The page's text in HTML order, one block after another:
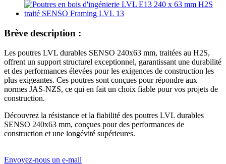
Brève description :
Les poutres LVL durables SENSO 240x63 mm, traitées au H2S,
offrent un support structurel exceptionnel, garantissant une durabilité
et des performances élevées pour les exigences de construction les
plus exigeantes. Ces poutres sont conçues pour répondre aux
normes JAS-NZS, ce qui en fait un choix fiable pour vos projets de
construction.
Découvrez la résistance et la fiabilité des poutres LVL durables
SENSO 240x63 mm, conçues pour des performances de
construction et une longévité supérieures.
Envoyez-nous un e-mail